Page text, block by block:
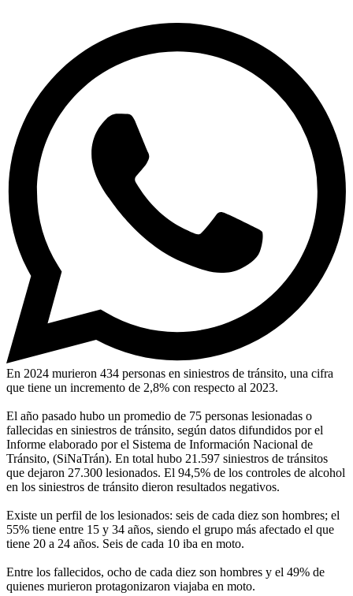
En 2024 murieron 434 personas en siniestros de tránsito, una cifra
que tiene un incremento de 2,8% con respecto al 2023.
El año pasado hubo un promedio de 75 personas lesionadas o
fallecidas en siniestros de tránsito, según datos difundidos por el
Informe elaborado por el Sistema de Información Nacional de
Tránsito, (SiNaTrán). En total hubo 21.597 siniestros de tránsitos
que dejaron 27.300 lesionados. El 94,5% de los controles de alcohol
en los siniestros de tránsito dieron resultados negativos.
Existe un perfil de los lesionados: seis de cada diez son hombres; el
55% tiene entre 15 y 34 años, siendo el grupo más afectado el que
tiene 20 a 24 años. Seis de cada 10 iba en moto.
Entre los fallecidos, ocho de cada diez son hombres y el 49% de
quienes murieron protagonizaron viajaba en moto.